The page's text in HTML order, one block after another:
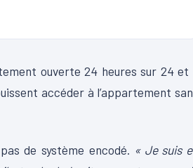
ouverte 24 heures sur 24 et
accéder à l’appartement
de système encodé. « Je suis